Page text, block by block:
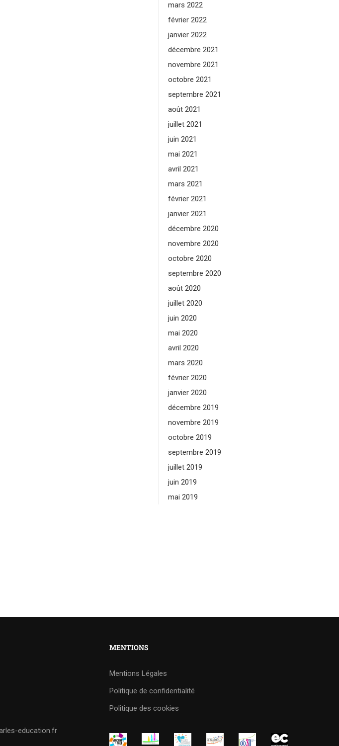
mars 2022
février 2022
janvier 2022
décembre 2021
novembre 2021
octobre 2021
septembre 2021
août 2021
juillet 2021
juin 2021
mai 2021
avril 2021
mars 2021
février 2021
janvier 2021
décembre 2020
novembre 2020
octobre 2020
septembre 2020
août 2020
juillet 2020
juin 2020
mai 2020
avril 2020
mars 2020
février 2020
janvier 2020
décembre 2019
novembre 2019
octobre 2019
septembre 2019
juillet 2019
juin 2019
mai 2019
education.fr
MENTIONS
Mentions Légales
Politique de confidentialité
Politique des cookies